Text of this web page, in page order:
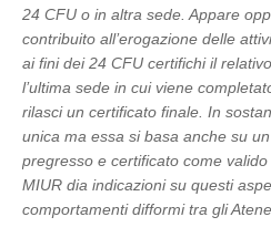
24 CFU o in altra sede. Appare
contribuito all’erogazione delle
ai fini dei 24 CFU certifichi il
l’ultima sede in cui viene
rilasci un certificato finale. In
unica ma essa si basa anche su
pregresso e certificato come
MIUR dia indicazioni su questi
comportamenti difformi tra gli